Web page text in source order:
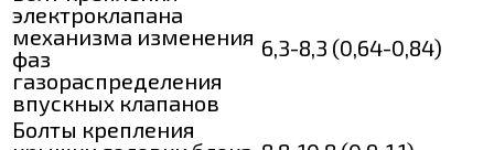
электроклапана
механизма изменения
фаз
газораспределения
впускных клапанов
6,3-8,3 (0,64-0,84)
Болты крепления